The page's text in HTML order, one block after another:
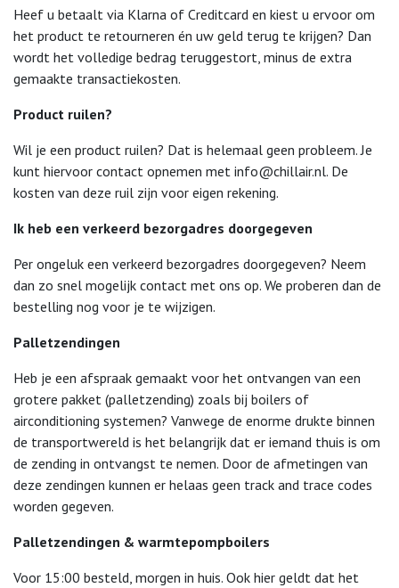
Heef u betaalt via Klarna of Creditcard en kiest u ervoor om
het product te retourneren én uw geld terug te krijgen? Dan
wordt het volledige bedrag teruggestort, minus de extra
gemaakte transactiekosten.
Product ruilen?
Wil je een product ruilen? Dat is helemaal geen probleem. Je
kunt hiervoor contact opnemen met info@chillair.nl. De
kosten van deze ruil zijn voor eigen rekening.
Ik heb een verkeerd bezorgadres doorgegeven
Per ongeluk een verkeerd bezorgadres doorgegeven? Neem
dan zo snel mogelijk contact met ons op. We proberen dan de
bestelling nog voor je te wijzigen.
Palletzendingen
Heb je een afspraak gemaakt voor het ontvangen van een
grotere pakket (palletzending) zoals bij boilers of
airconditioning systemen? Vanwege de enorme drukte binnen
de transportwereld is het belangrijk dat er iemand thuis is om
de zending in ontvangst te nemen. Door de afmetingen van
deze zendingen kunnen er helaas geen track and trace codes
worden gegeven.
Palletzendingen & warmtepompboilers
Voor 15:00 besteld, morgen in huis. Ook hier geldt dat het
over de levertijd kunt u een bericht sturen.
Thanks